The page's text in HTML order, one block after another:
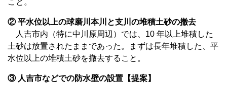
② 平水位以上の球磨川本川と支川の堆積土砂の撤去
人吉市内（特に中川原周辺）では、10 年以上堆積した
土砂は放置されたままであった。まずは長年堆積した、平
水位以上の堆積土砂を撤去すること。
③ 人吉市などでの防水壁の設置【提案】